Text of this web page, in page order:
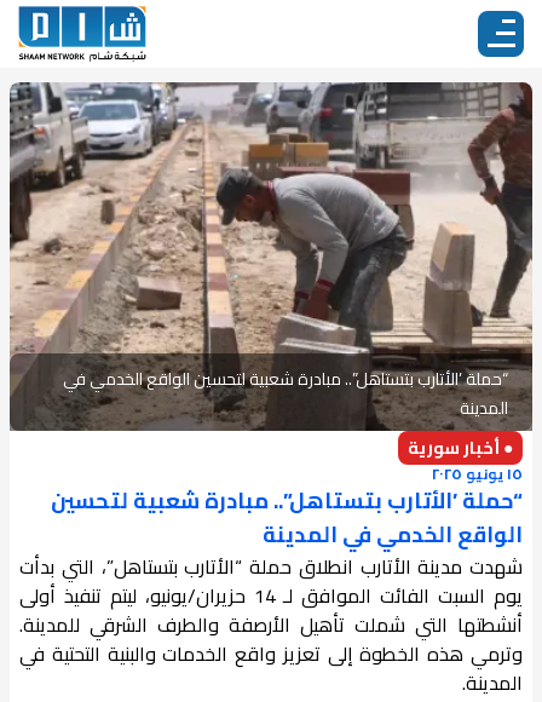
“حملة ’الأتارب بتستاهل”.. مبادرة شعبية لتحسين الواقع الخدمي في
المدينة
● أخبار سورية
١٥ يونيو ٢٠٢٥
“حملة ’الأتارب بتستاهل”.. مبادرة شعبية لتحسين
الواقع الخدمي في المدينة
شهدت مدينة الأتارب انطلاق حملة “الأتارب بتستاهل”، التي بدأت
يوم السبت الفائت الموافق لـ 14 حزيران/يونيو، ليتم تنفيذ أولى
أنشطتها التي شملت تأهيل الأرصفة والطرف الشرقي للمدينة.
وترمي هذه الخطوة إلى تعزيز واقع الخدمات والبنية التحتية في
المدينة.